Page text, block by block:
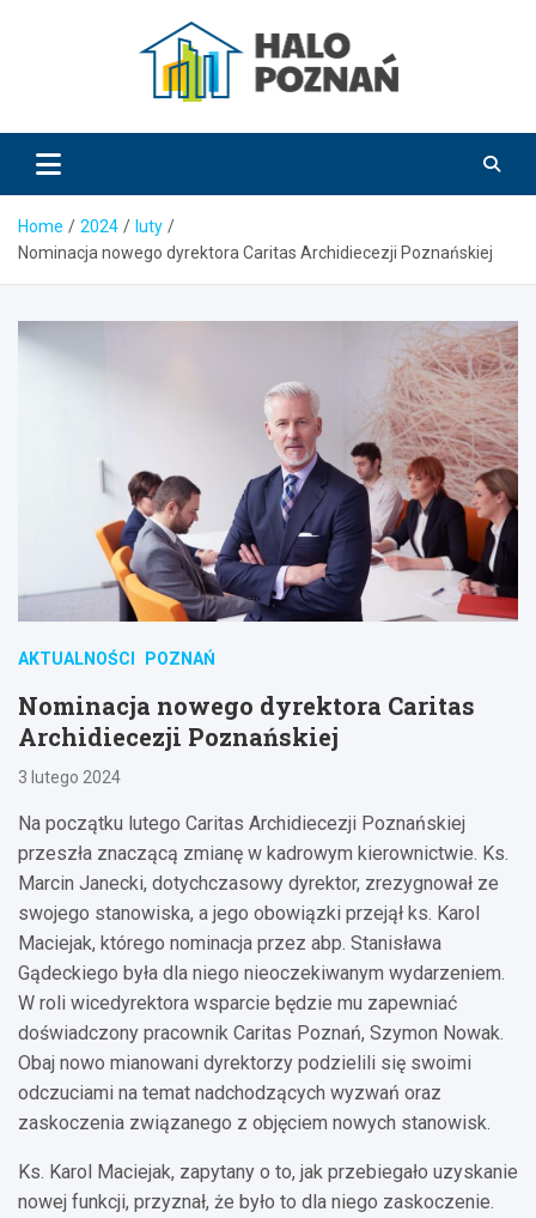
HaloPoznań.pl
Home 2024
luty
Nominacja nowego dyrektora Caritas Archidiecezji Poznańskiej
AKTUALNOŚCI POZNAŃ
Nominacja nowego dyrektora Caritas
Archidiecezji Poznańskiej
3 lutego 2024
Na początku lutego Caritas Archidiecezji Poznańskiej
przeszła znaczącą zmianę w kadrowym kierownictwie. Ks.
Marcin Janecki, dotychczasowy dyrektor, zrezygnował ze
swojego stanowiska, a jego obowiązki przejął ks. Karol
Maciejak, którego nominacja przez abp. Stanisława
Gądeckiego była dla niego nieoczekiwanym wydarzeniem.
W roli wicedyrektora wsparcie będzie mu zapewniać
doświadczony pracownik Caritas Poznań, Szymon Nowak.
Obaj nowo mianowani dyrektorzy podzielili się swoimi
odczuciami na temat nadchodzących wyzwań oraz
zaskoczenia związanego z objęciem nowych stanowisk.
Ks. Karol Maciejak, zapytany o to, jak przebiegało uzyskanie
nowej funkcji, przyznał, że było to dla niego zaskoczenie.